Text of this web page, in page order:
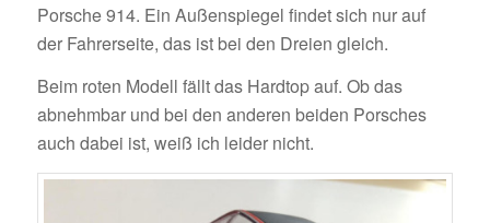
Porsche 914. Ein Außenspiegel findet sich nur auf
der Fahrerseite, das ist bei den Dreien gleich.
Beim roten Modell fällt das Hardtop auf. Ob das
abnehmbar und bei den anderen beiden Porsches
auch dabei ist, weiß ich leider nicht.